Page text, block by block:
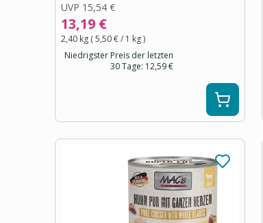
UVP 15,54 €
13,19 €
2,40 kg (5,50 €/ 1 kg)
Niedrigster Preis der letzten
30 Tage: 12,59 €